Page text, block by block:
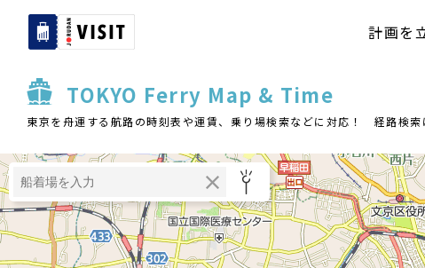
計画を
TOKYO Ferry Map & Time
東京を舟運する航路の時刻表や運賃、乗り場検索などに対応！ 経路検